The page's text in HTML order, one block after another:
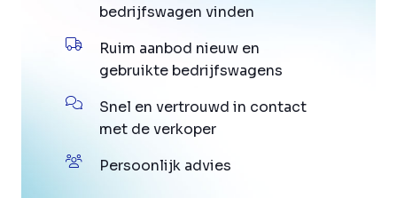
bedrijfswagen vinden
Ruim aanbod nieuw en
gebruikte bedrijfswagens
Snel en vertrouwd in contact
met de verkoper
Persoonlijk advies